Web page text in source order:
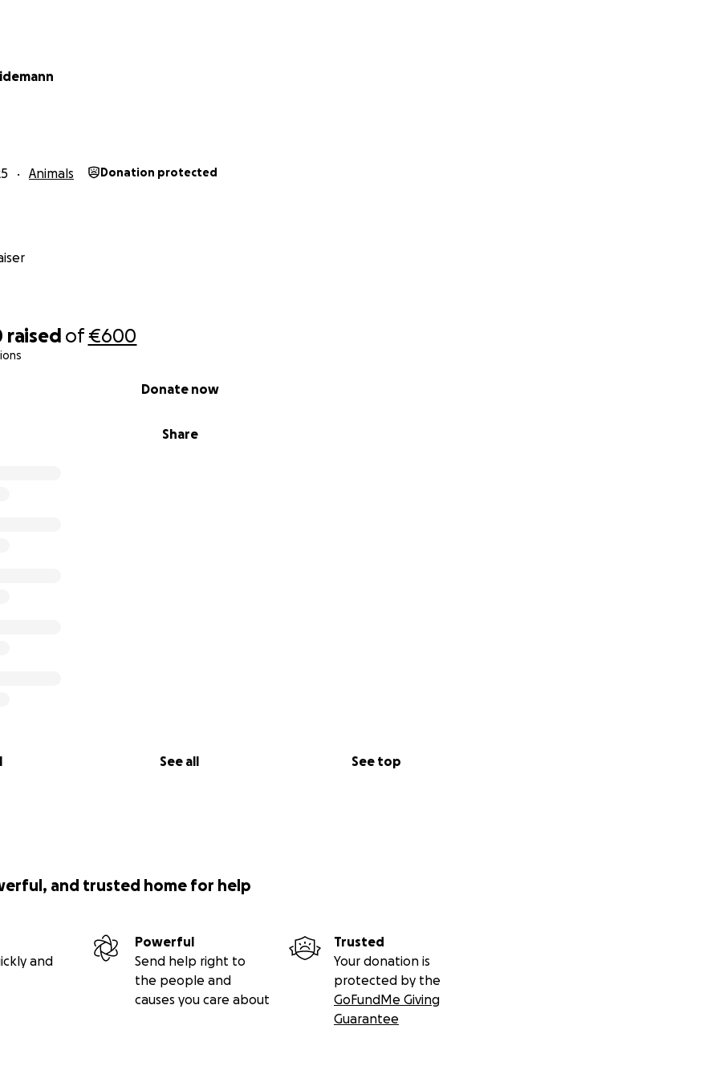
raised of€600
Share
Donate now
See all See top
Animals Donation protected
and trusted home for help
and
Powerful
Send help right to
the people and
causes you care about
Trusted
Your donation is
protected by the
GoFundMe Giving
Guarantee